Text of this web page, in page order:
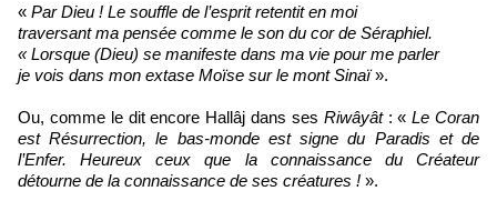
« Par Dieu ! Le souffle de l’esprit retentit en moi
traversant ma pensée comme le son du cor de Séraphiel.
« Lorsque (Dieu) se manifeste dans ma vie pour me parler
je vois dans mon extase Moïse sur le mont Sinaï».
Ou, comme le dit encore Hallâj dans ses Riwâyât: « Le Coran
est Résurrection, le bas-monde est signe du Paradis et de
l’Enfer. Heureux ceux que la connaissance du Créateur
détourne de la connaissance de ses créatures ! ».